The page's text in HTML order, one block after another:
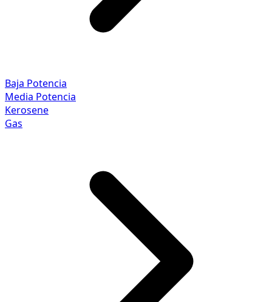
Baja Potencia
Media Potencia
Kerosene
Gas